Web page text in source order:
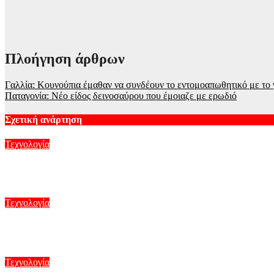
Πλοήγηση άρθρων
Γαλλία: Κουνούπια έμαθαν να συνδέουν τo εντομοαπωθητικό με το
Παταγονία: Νέο είδος δεινοσαύρου που έμοιαζε με ερωδιό
Σχετική ανάρτηση
Τεχνολογία
Τεχνολογία
Τεχνολογία